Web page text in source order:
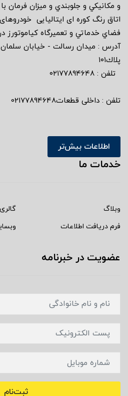
و مكانيكي و جلوبندي و ميزان
اتاق رنگ كوره اى ايتاليايى
فضاي خدماتي و تعميرگاه كياموتورز
آدرس : ميدان رسالت - خيابان
پلاك١٠١
تلفن : ٠٢١٧٧٨٩٤٦٤٨
تلفن : داخلی قطعات02177894648
اطلاعات بیش‌تر
خدمات ما
وبلاگ
فرم دریافت اطلاعات
عضویت در خبرنامه
ثبت‌نام